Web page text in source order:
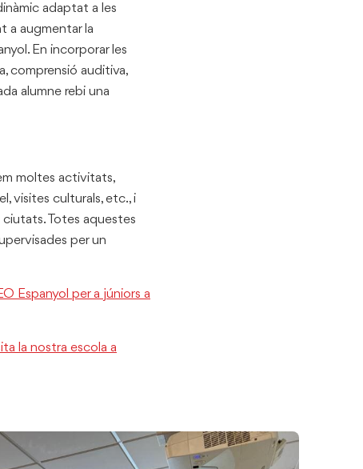
adaptat a les
a augmentar la
En incorporar les
comprensió auditiva,
alumne rebi una
moltes activitats,
visites culturals, etc., i
ciutats. Totes aquestes
per un
Espanyol per a júniors a
la nostra escola a